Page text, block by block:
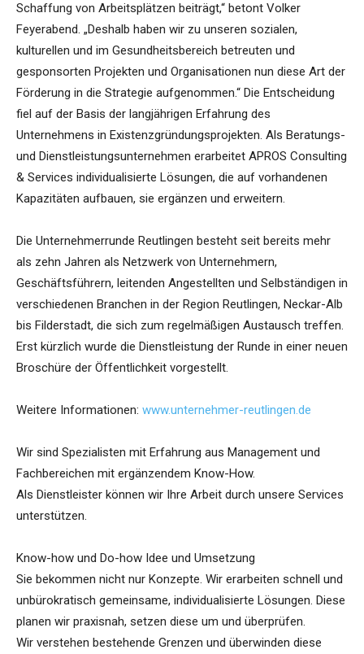
Schaffung von Arbeitsplätzen beiträgt,“ betont Volker
Feyerabend. „Deshalb haben wir zu unseren sozialen,
kulturellen und im Gesundheitsbereich betreuten und
gesponsorten Projekten und Organisationen nun diese Art der
Förderung in die Strategie aufgenommen.“ Die Entscheidung
fiel auf der Basis der langjährigen Erfahrung des
Unternehmens in Existenzgründungsprojekten. Als Beratungs-
und Dienstleistungsunternehmen erarbeitet APROS Consulting
& Services individualisierte Lösungen, die auf vorhandenen
Kapazitäten aufbauen, sie ergänzen und erweitern.
Die Unternehmerrunde Reutlingen besteht seit bereits mehr
als zehn Jahren als Netzwerk von Unternehmern,
Geschäftsführern, leitenden Angestellten und Selbständigen in
verschiedenen Branchen in der Region Reutlingen, Neckar-Alb
bis Filderstadt, die sich zum regelmäßigen Austausch treffen.
Erst kürzlich wurde die Dienstleistung der Runde in einer neuen
Broschüre der Öffentlichkeit vorgestellt.
Weitere Informationen: www.unternehmer-reutlingen.de
Wir sind Spezialisten mit Erfahrung aus Management und
Fachbereichen mit ergänzendem Know-How.
Als Dienstleister können wir Ihre Arbeit durch unsere Services
unterstützen.
Know-how und Do-how Idee und Umsetzung
Sie bekommen nicht nur Konzepte. Wir erarbeiten schnell und
unbürokratisch gemeinsame, individualisierte Lösungen. Diese
planen wir praxisnah, setzen diese um und überprüfen.
Wir verstehen bestehende Grenzen und überwinden diese